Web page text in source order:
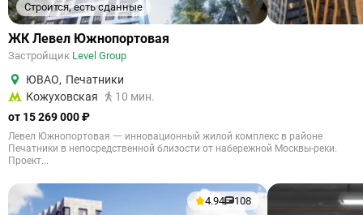
Строится, есть сданные
ЖК Левел Южнопортовая
Застройщик Level Group
ЮВАО, Печатники
Кожуховская
10 мин.
от 15 269 000 ₽
Левел Южнопортовая 一 инновационный жилой комплекс в районе
Печатники в непосредственной близости от набережной Москвы-реки.
Проект...
4.94 108